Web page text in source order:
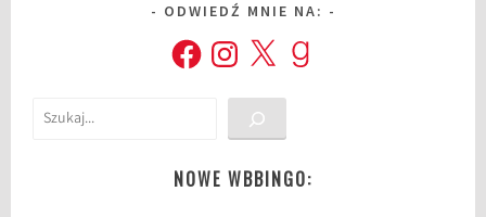
ODWIEDŹ MNIE NA:
FacebookInstagram
X Goodreads
Szukaj
NOWE WBBINGO: